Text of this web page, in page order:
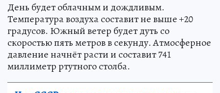
День будет облачным и дождливым.
Температура воздуха составит не выше +20
градусов. Южный ветер будет дуть со
скоростью пять метров в секунду. Атмосферное
давление начнёт расти и составит 741
миллиметр ртутного столба.